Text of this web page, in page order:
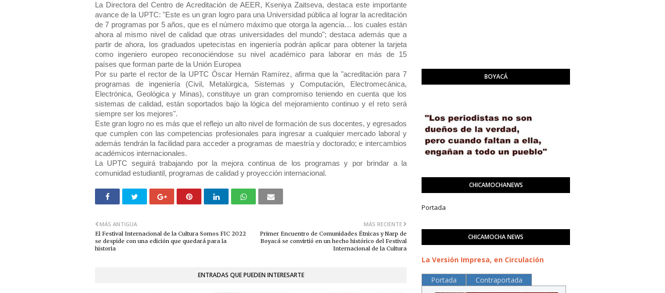
La Directora del Centro de Acreditación de AEER, Kseniya Zaitseva, destaca este importante
avance de la UPTC: "Este es un gran logro para una Universidad pública al lograr la acreditación
de 7 programas por 5 años, que es el número máximo que otorga la agencia… los cuales están
ahora al mismo nivel de calidad que otras universidades del mundo"; destaca además que a
partir de ahora, los graduados upetecistas en ingeniería podrán aplicar para obtener la tarjeta
como ingeniero europeo reconociéndose su nivel académico para laborar en más de 15
países que forman parte de la Unión Europea
Por su parte el rector de la UPTC Óscar Hernán Ramírez, afirma que la "acreditación para 7
programas de ingeniería (Civil, Metalúrgica, Sistemas y Computación, Electromecánica,
Electrónica, Geológica y Minas), constituye un gran compromiso teniendo en cuenta que los
sistemas de calidad, están soportados bajo la lógica del mejoramiento continuo y el reto será
siempre ser los mejores".
Este gran logro no es más que el reflejo un alto nivel de formación de sus docentes, y egresados
que cumplen con las competencias profesionales para ingresar a cualquier mercado laboral y
además tendrán la facilidad para acceder a programas de maestría y doctorado; e intercambios
académicos internacionales.
La UPTC seguirá trabajando por la mejora continua de los programas y por brindar a la
comunidad estudiantil, programas de calidad y proyección internacional.
MÁS RECIENTE
Primer Encuentro de Comunidades Étnicas y Narp de
Boyacá se convirtió en un hecho histórico del Festival
Internacional de la Cultura
MÁS ANTIGUA
El Festival Internacional de la Cultura Somos FIC 2022
se despide con una edición que quedará para la
historia
ENTRADAS QUE PUEDEN INTERESARTE
BOYACÁ
CHICAMOCHANEWS
Portada
CHICAMOCHA NEWS
La Versión Impresa, en Circulación
Portada Contraportada